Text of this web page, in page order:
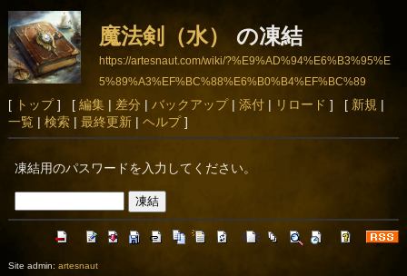
魔法剣（水） の凍結
https://artesnaut.com/wiki/?%E9%AD%94%E6%B3%95%E
5%89%A3%EF%BC%88%E6%B0%B4%EF%BC%89
[ トップ] [ 編集| 差分 | バックアップ| 添付| リロード ] [ 新規 |
一覧| 検索| 最終更新| ヘルプ]
凍結用のパスワードを入力してください。
Site admin: artesnaut